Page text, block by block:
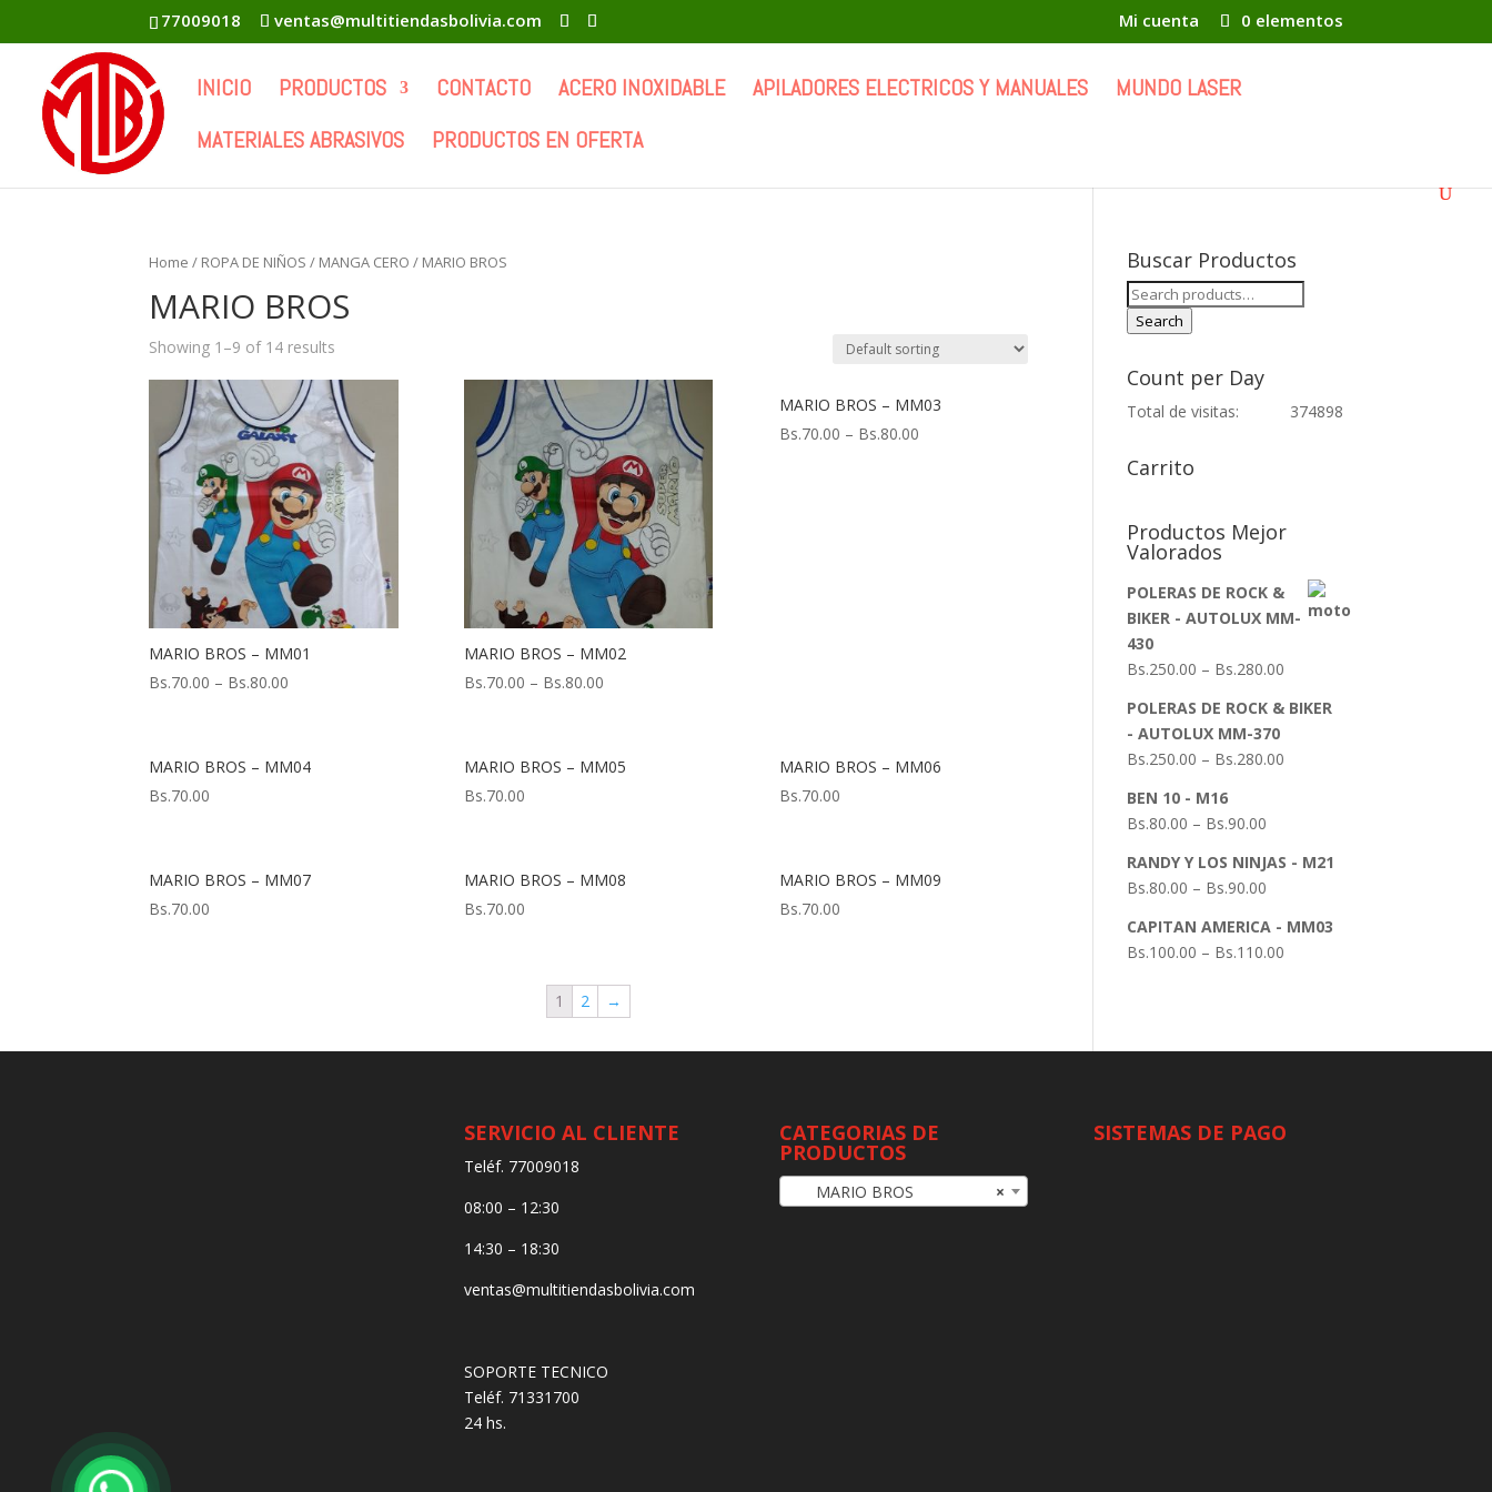
77009018 ventas@multitiendasbolivia.com Mi cuenta 0 elementos
INICIO PRODUCTOS CONTACTO ACERO INOXIDABLE APILADORES ELECTRICOS Y MANUALES
MUNDO LASER
MATERIALES ABRASIVOS
PRODUCTOS EN OFERTA
Home / ROPA DE NIÑOS / MANGA CERO / MARIO BROS
MARIO BROS
Showing 1–9 of 14 results
MARIO BROS – MM01
Bs.70.00 – Bs.80.00
MARIO BROS – MM02
Bs.70.00 – Bs.80.00
MARIO BROS – MM03
Bs.70.00 – Bs.80.00
MARIO BROS – MM04
Bs.70.00
MARIO BROS – MM05
Bs.70.00
MARIO BROS – MM06
Bs.70.00
MARIO BROS – MM07
Bs.70.00
MARIO BROS – MM08
Bs.70.00
MARIO BROS – MM09
Bs.70.00
1 2 →
Buscar Productos
Search
for:
Search
Count per Day
374898
Total de visitas:
Carrito
Productos Mejor
Valorados
POLERAS DE ROCK &
BIKER - AUTOLUX MM-
430
Bs.250.00 – Bs.280.00
POLERAS DE ROCK & BIKER
- AUTOLUX MM-370
Bs.250.00 – Bs.280.00
BEN 10 - M16
Bs.80.00 – Bs.90.00
RANDY Y LOS NINJAS - M21
Bs.80.00 – Bs.90.00
CAPITAN AMERICA - MM03
Bs.100.00 – Bs.110.00
SERVICIO AL CLIENTE
Teléf. 77009018
08:00 – 12:30
14:30 – 18:30
ventas@multitiendasbolivia.com
SOPORTE TECNICO
Teléf. 71331700
24 hs.
CATEGORIAS DE
PRODUCTOS
×
MARIO BROS
SISTEMAS DE PAGO